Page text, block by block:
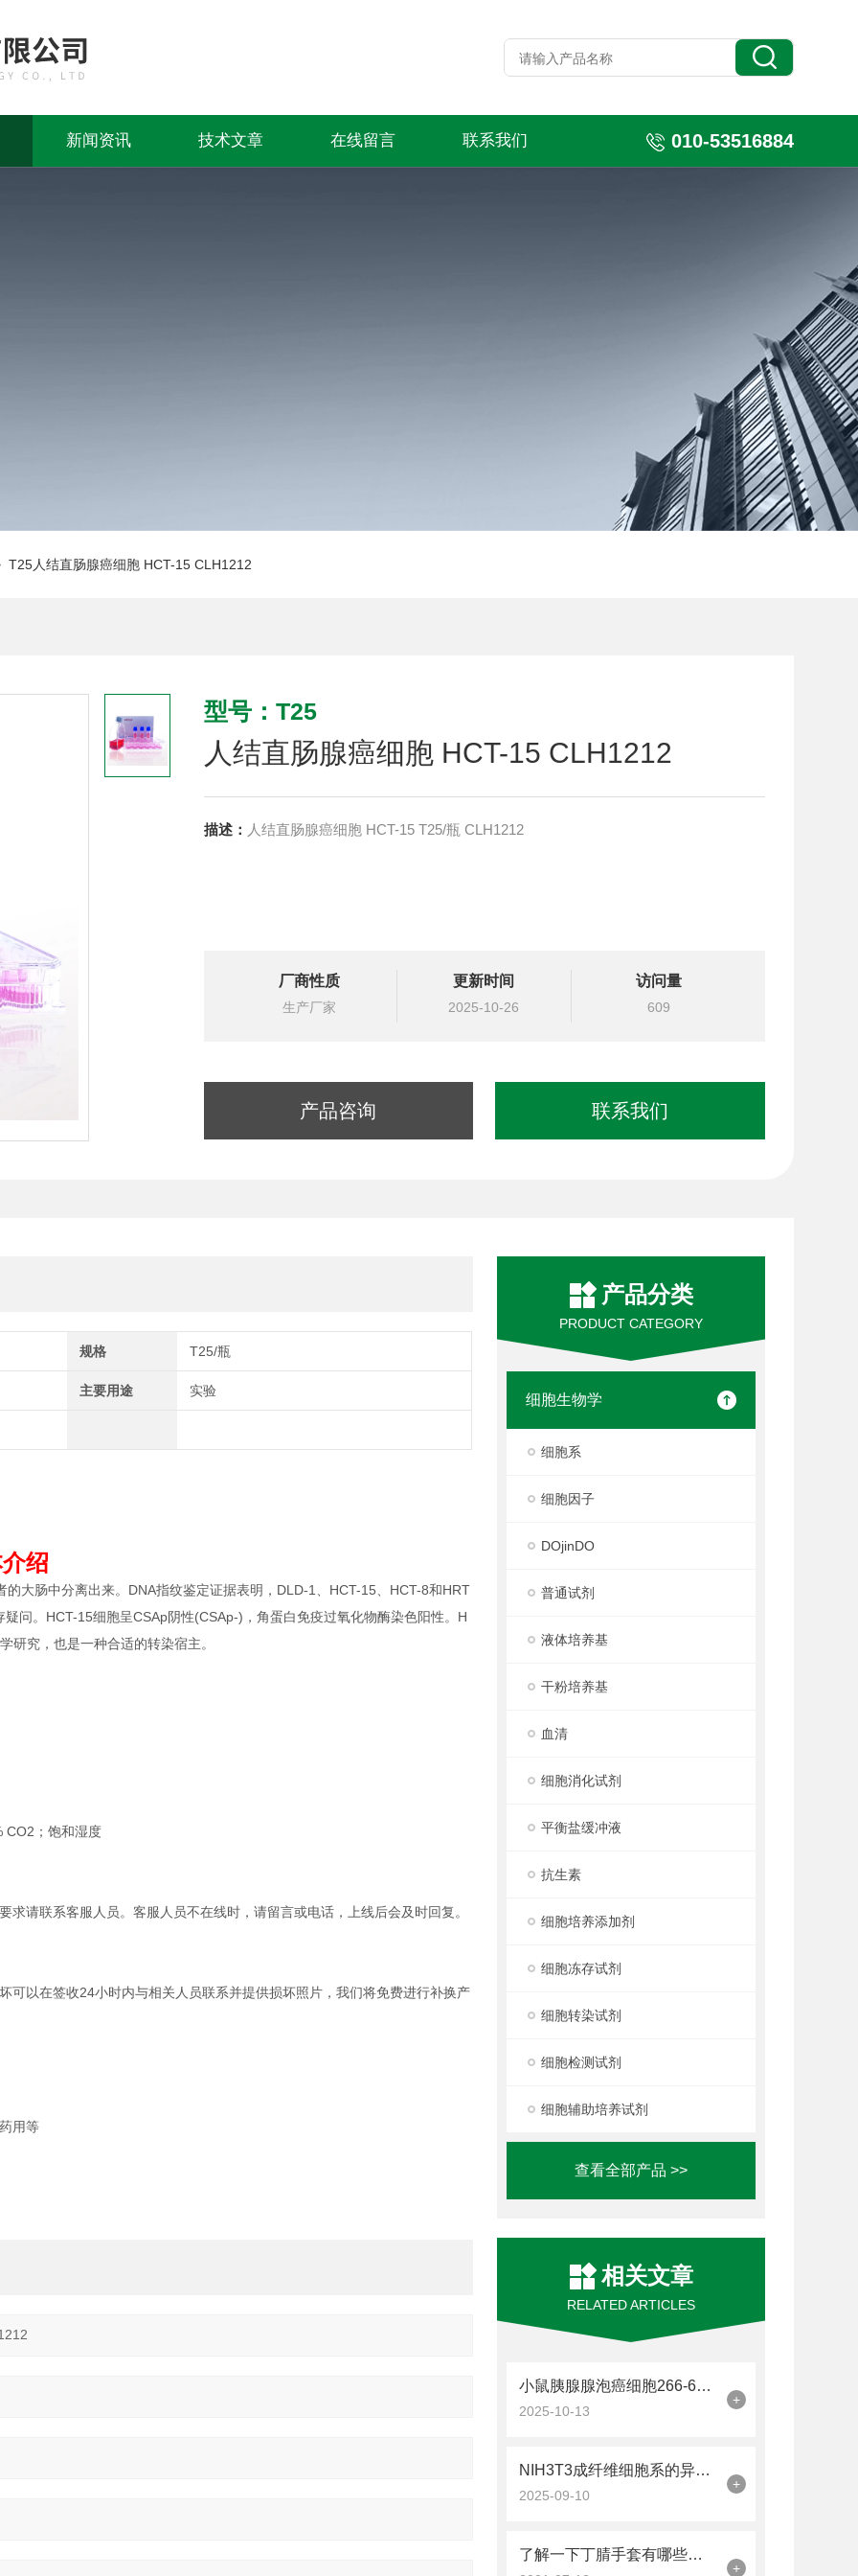
新闻资讯 技术文章 在线留言 联系我们 010-53516884
人结直肠腺癌细胞 HCT-15 CLH1212
型号：T25
人结直肠腺癌细胞 HCT-15 CLH1212
描述： 人结直肠腺癌细胞 HCT-15 T25/瓶 CLH1212
厂商性质
生产厂家
更新时间
2025-10-26
访问量
609
产品咨询 联系我们
产品分类
PRODUCT CATEGORY
细胞生物学
细胞系
细胞因子
DOjinDO
普通试剂
液体培养基
干粉培养基
血清
细胞消化试剂
平衡盐缓冲液
抗生素
细胞培养添加剂
细胞冻存试剂
细胞转染试剂
细胞检测试剂
细胞辅助培养试剂
查看全部产品 >>
相关文章
RELATED ARTICLES
小鼠胰腺腺泡癌细胞266-6的培养和鉴定方法
2025-10-13
+
NIH3T3成纤维细胞系的异质性解析
2025-09-10
+
了解一下丁腈手套有哪些使用常识吧
+
规格 T25/瓶
主要用途 实验
绍
大肠中分离出来。DNA指纹鉴定证据表明，DLD-1、HCT-15、HCT-8和HRT
问。HCT-15细胞呈CSAp阴性(CSAp-)，角蛋白免疫过氧化物酶染色阳性。H
研究，也是一种合适的转染宿主。
CO2；饱和湿度
请联系客服人员。客服人员不在线时，请留言或电话，上线后会及时回复。
可以在签收24小时内与相关人员联系并提供损坏照片，我们将免费进行补换产
用等